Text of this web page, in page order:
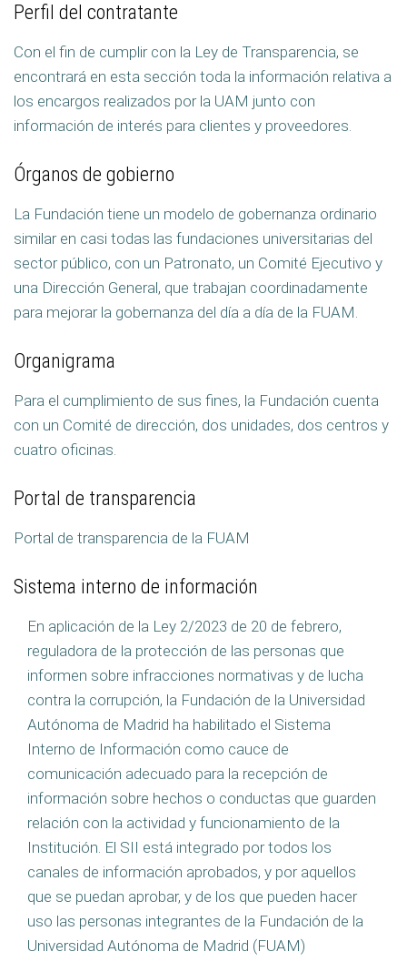
Perfil del contratante
Con el fin de cumplir con la Ley de Transparencia, se
encontrará en esta sección toda la información relativa a
los encargos realizados por la UAM junto con
información de interés para clientes y proveedores.
Órganos de gobierno
La Fundación tiene un modelo de gobernanza ordinario
similar en casi todas las fundaciones universitarias del
sector público, con un Patronato, un Comité Ejecutivo y
una Dirección General, que trabajan coordinadamente
para mejorar la gobernanza del día a día de la FUAM.
Organigrama
Para el cumplimiento de sus fines, la Fundación cuenta
con un Comité de dirección, dos unidades, dos centros y
cuatro oficinas.
Portal de transparencia
Portal de transparencia de la FUAM
Sistema interno de información
En aplicación de la Ley 2/2023 de 20 de febrero,
reguladora de la protección de las personas que
informen sobre infracciones normativas y de lucha
contra la corrupción, la Fundación de la Universidad
Autónoma de Madrid ha habilitado el Sistema
Interno de Información como cauce de
comunicación adecuado para la recepción de
información sobre hechos o conductas que guarden
relación con la actividad y funcionamiento de la
Institución. El SII está integrado por todos los
canales de información aprobados, y por aquellos
que se puedan aprobar, y de los que pueden hacer
uso las personas integrantes de la Fundación de la
Universidad Autónoma de Madrid (FUAM)